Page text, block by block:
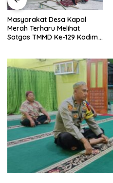
Laju Kencang Berujung
Kecelakaan, Xpander
Hantam Truk yang Berhenti